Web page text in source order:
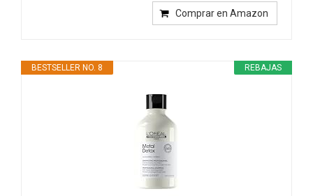
Comprar en Amazon
REBAJAS
BESTSELLER NO. 8